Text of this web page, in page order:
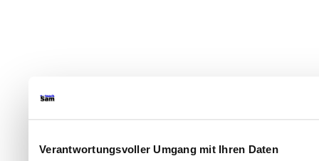
Verantwortungsvoller Umgang mit Ihren Daten